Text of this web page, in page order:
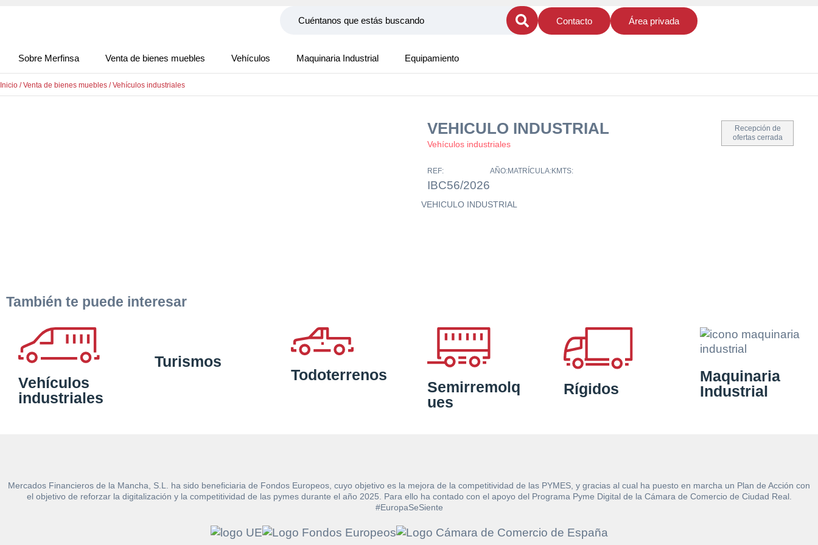
Contacto Área privada
Sobre Merfinsa Venta de bienes muebles Vehículos Maquinaria Industrial Equipamiento
Inicio /Venta de bienes muebles /Vehículos industriales
VEHICULO INDUSTRIAL
Vehículos industriales
Recepción de
ofertas cerrada
REF:
IBC56/2026
AÑO:MATRÍCULA:KMTS:
VEHICULO INDUSTRIAL
También te puede interesar
Vehículos
industriales
Turismos
Todoterrenos
Semirremolq
ues
Rígidos
Maquinaria
Industrial
Mercados Financieros de la Mancha, S.L. ha sido beneficiaria de Fondos Europeos, cuyo objetivo es la mejora de la competitividad de las PYMES, y gracias al cual ha puesto en marcha un Plan de Acción con
el objetivo de reforzar la digitalización y la competitividad de las pymes durante el año 2025. Para ello ha contado con el apoyo del Programa Pyme Digital de la Cámara de Comercio de Ciudad Real.
#EuropaSeSiente